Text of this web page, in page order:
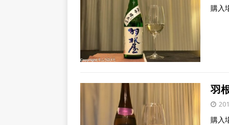
購入
羽
購入